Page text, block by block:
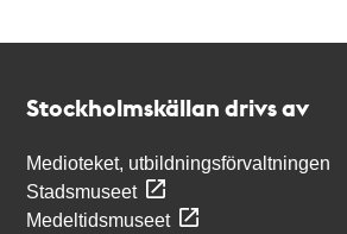
Stockholmskällan drivs av
Medioteket, utbildningsförvaltningen
Stadsmuseet
Medeltidsmuseet